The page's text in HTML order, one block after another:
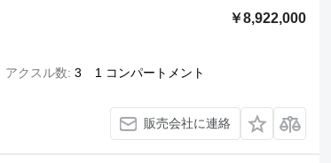
￥8,922,000
アクスル数 3 1 コンパートメント
販売会社に連絡